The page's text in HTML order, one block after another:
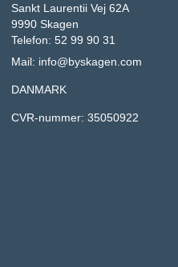
Sankt Laurentii Vej 62A
9990 Skagen
Telefon: 52 99 90 31
Mail: info@byskagen.com
DANMARK
CVR-nummer: 35050922